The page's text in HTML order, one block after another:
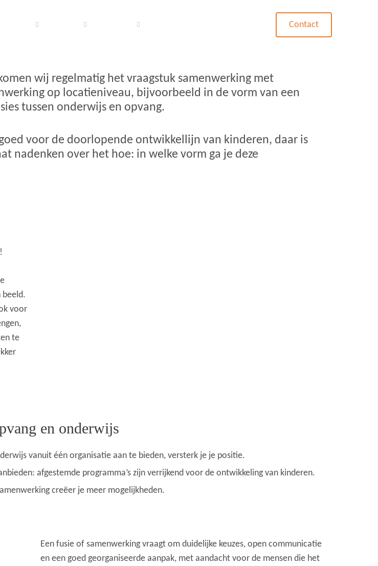
Contact
wij regelmatig het vraagstuk samenwerking met
op locatieniveau, bijvoorbeeld in de vorm van een
tussen onderwijs en opvang.
voor de doorlopende ontwikkellijn van kinderen, daar is
nadenken over het hoe: in welke vorm ga je deze
beeld.
voor
te
en onderwijs
vanuit één organisatie aan te bieden, versterk je je positie.
afgestemde programma’s zijn verrijkend voor de ontwikkeling van kinderen.
creëer je meer mogelijkheden.
Een fusie of samenwerking vraagt om duidelijke keuzes, open communicatie
en een goed georganiseerde aanpak, met aandacht voor de mensen die het